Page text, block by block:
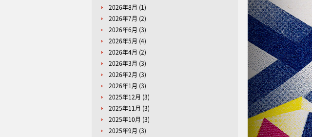
2026年8月 (1)
2026年7月 (2)
2026年6月 (3)
2026年5月 (4)
2026年4月 (2)
2026年3月 (3)
2026年2月 (3)
2026年1月 (3)
2025年12月 (3)
2025年11月 (3)
2025年10月 (3)
2025年9月 (3)